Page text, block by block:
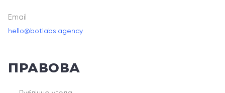
Email
hello@botlabs.agency
ПРАВОВА